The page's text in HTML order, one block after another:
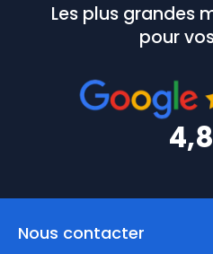
Les plus grandes
pour
4,8
Nous contacter